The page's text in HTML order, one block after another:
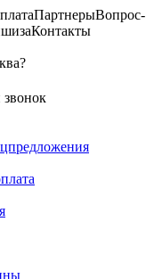
ПартнерыВопрос-
Контакты
?
звонок